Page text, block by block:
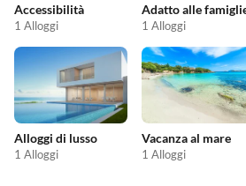
Accessibilità
1 Alloggi
Adatto alle
1 Alloggi
Alloggi di lusso
1 Alloggi
Vacanza al mare
1 Alloggi